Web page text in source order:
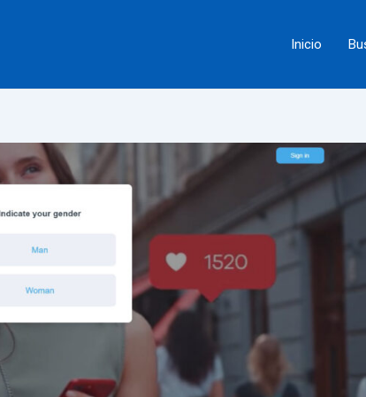
Inicio